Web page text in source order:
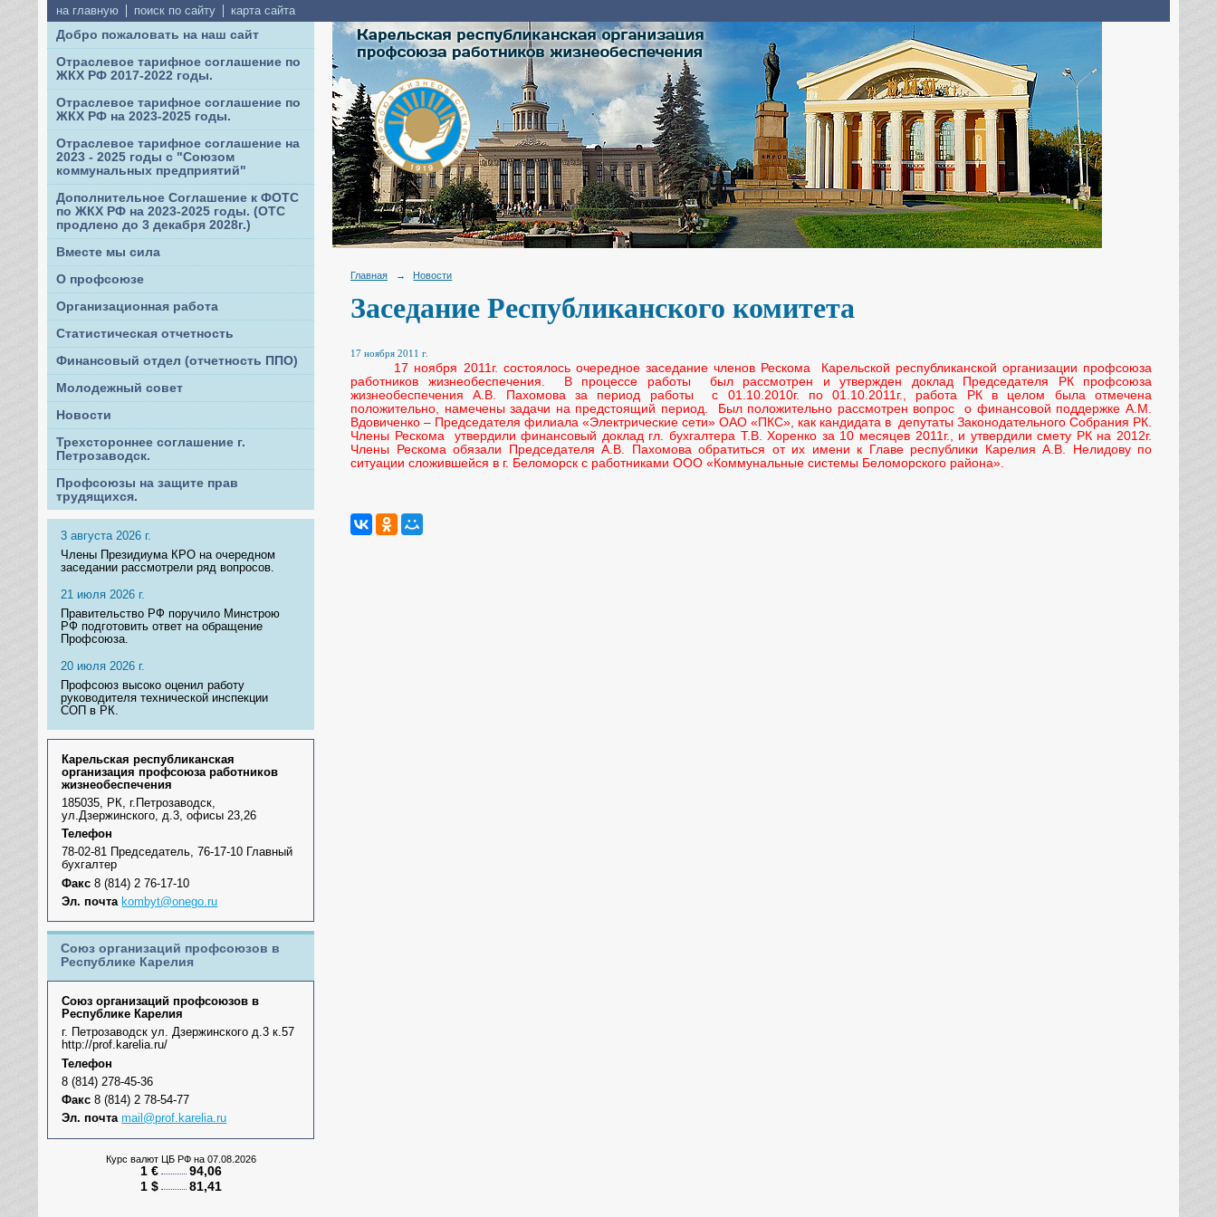
на главную поиск по сайту карта сайта
Добро пожаловать на наш сайт
Отраслевое тарифное соглашение по
ЖКХ РФ 2017-2022 годы.
Отраслевое тарифное соглашение по
ЖКХ РФ на 2023-2025 годы.
Отраслевое тарифное соглашение на
2023 - 2025 годы с "Союзом
коммунальных предприятий"
Дополнительное Соглашение к ФОТС
по ЖКХ РФ на 2023-2025 годы. (ОТС
продлено до 3 декабря 2028г.)
Вместе мы сила
О профсоюзе
Организационная работа
Статистическая отчетность
Финансовый отдел (отчетность ППО)
Молодежный совет
Новости
Трехстороннее соглашение г.
Петрозаводск.
Профсоюзы на защите прав
трудящихся.
3 августа 2026 г.
Члены Президиума КРО на очередном
заседании рассмотрели ряд вопросов.
21 июля 2026 г.
Правительство РФ поручило Минстрою
РФ подготовить ответ на обращение
Профсоюза.
20 июля 2026 г.
Профсоюз высоко оценил работу
руководителя технической инспекции
СОП в РК.
Карельская республиканская
организация профсоюза работников
жизнеобеспечения
185035, РК, г.Петрозаводск,
ул.Дзержинского, д.3, офисы 23,26
Телефон
78-02-81 Председатель, 76-17-10 Главный
бухгалтер
Факс 8 (814) 2 76-17-10
Эл. почта kombyt@onego.ru
Союз организаций профсоюзов в
Республике Карелия
Союз организаций профсоюзов в
Республике Карелия
г. Петрозаводск ул. Дзержинского д.3 к.57
http://prof.karelia.ru/
Телефон
8 (814) 278-45-36
Факс 8 (814) 2 78-54-77
Эл. почта mail@prof.karelia.ru
Курс валют ЦБ РФ на 07.08.2026
1 €
94,06
1 $
81,41
Главная → Новости
Заседание Республиканского комитета
17 ноября 2011 г.
17 ноября 2011г. состоялось очередное заседание членов Рескома Карельской республиканской организации профсоюза
работников жизнеобеспечения. В процессе работы был рассмотрен и утвержден доклад Председателя РК профсоюза
жизнеобеспечения А.В. Пахомова за период работы с 01.10.2010г. по 01.10.2011г., работа РК в целом была отмечена
положительно, намечены задачи на предстоящий период. Был положительно рассмотрен вопрос о финансовой поддержке А.М.
Вдовиченко – Председателя филиала «Электрические сети» ОАО «ПКС», как кандидата в депутаты Законодательного Собрания РК.
Члены Рескома утвердили финансовый доклад гл. бухгалтера Т.В. Хоренко за 10 месяцев 2011г., и утвердили смету РК на 2012г.
Члены Рескома обязали Председателя А.В. Пахомова обратиться от их имени к Главе республики Карелия А.В. Нелидову по
ситуации сложившейся в г. Беломорск с работниками ООО «Коммунальные системы Беломорского района».